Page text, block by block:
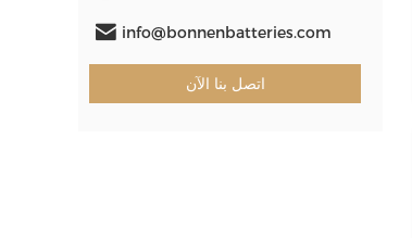
info@bonnenbatteries.com
اتصل بنا الآن